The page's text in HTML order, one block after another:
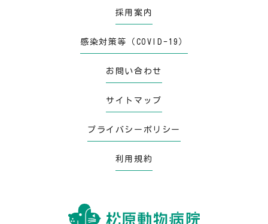
採用案内
感染対策等（COVID-19）
お問い合わせ
サイトマップ
プライバシーポリシー
利用規約